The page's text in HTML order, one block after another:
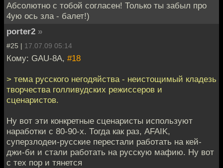
Абсолютно с тобой согласен! Только ты забыл про
4ую ось зла - балет!)
porter2 »
#25 | 17.07.09 05:14
Кому: GAU-8A, #18
> тема русского негодяйства - неистощимый кладезь
творчества голливудских режиссеров и
сценаристов.
Ну вот эти конкретные сценаристы используют
наработки с 80-90-х. Тогда как раз, AFAIK,
суперзлодеи-русские перестали работать на кей-
джи-би и стали работать на русскую мафию. Ну вот
с тех пор и тянется